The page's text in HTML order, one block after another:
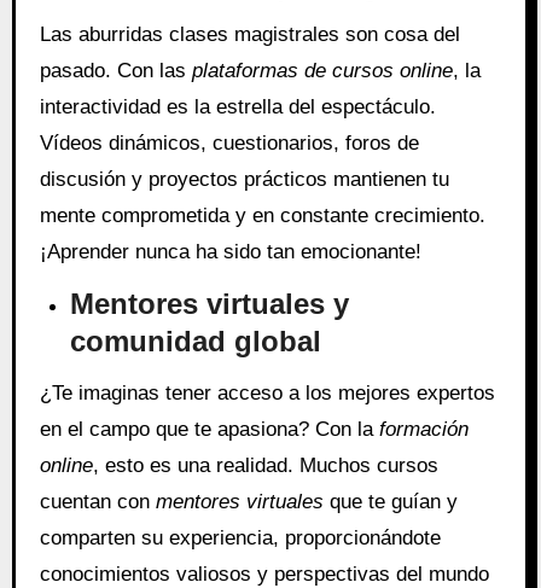
Las aburridas clases magistrales son cosa del
pasado. Con las plataformas de cursos online, la
interactividad es la estrella del espectáculo.
Vídeos dinámicos, cuestionarios, foros de
discusión y proyectos prácticos mantienen tu
mente comprometida y en constante crecimiento.
¡Aprender nunca ha sido tan emocionante!
Mentores virtuales y
comunidad global
¿Te imaginas tener acceso a los mejores expertos
en el campo que te apasiona? Con la formación
online, esto es una realidad. Muchos cursos
cuentan con mentores virtuales que te guían y
comparten su experiencia, proporcionándote
conocimientos valiosos y perspectivas del mundo